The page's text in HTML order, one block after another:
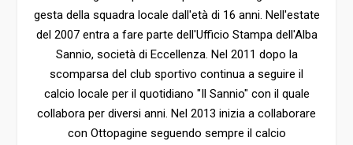
gesta della squadra locale dall'età di 16 anni. Nell'estate
del 2007 entra a fare parte dell'Ufficio Stampa dell'Alba
Sannio, società di Eccellenza. Nel 2011 dopo la
scomparsa del club sportivo continua a seguire il
calcio locale per il quotidiano "Il Sannio" con il quale
collabora per diversi anni. Nel 2013 inizia a collaborare
con Ottopagine seguendo sempre il calcio